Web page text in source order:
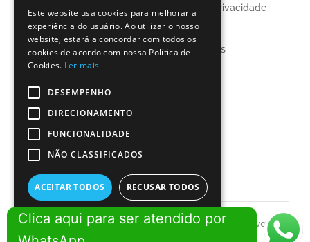
contato@mantelli-
wordpress.yj4qx1.easypanel.host
Av. da Saudade, 364 - Vila
Assunção
Santo André/SP
Política de privacidade
Clientes
Mídias Sociais
Serviços
Linha residencial
Linha comercial
Desenvolvimento de
projetos
Manutenções
© 2024 Created byMantelli Móveis – Direitos Reservados
Clica aqui para ser atendido por
Este website usa cookies para melhorar a
experiência do usuário. Ao utilizar o nosso
website, estará a concordar com todos os
cookies de acordo com nossa Política de
Cookies. Ler mais
DESEMPENHO
DIRECIONAMENTO
FUNCIONALIDADE
NÃO CLASSIFICADOS
ACEITAR TODOS RECUSAR TODOS
MOSTRAR DETALHES